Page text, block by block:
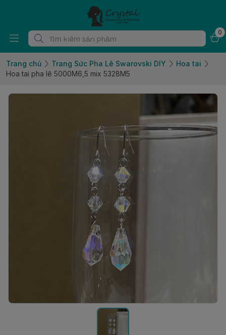
0
Trang chủ Trang Sức Pha Lê Swarovski DIY
Hoa tai
Hoa tai pha lê 5000M6,5 mix 5328M5